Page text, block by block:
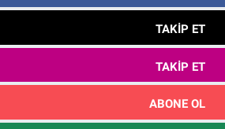
TAKIP ET
TAKIP ET
ABONE OL